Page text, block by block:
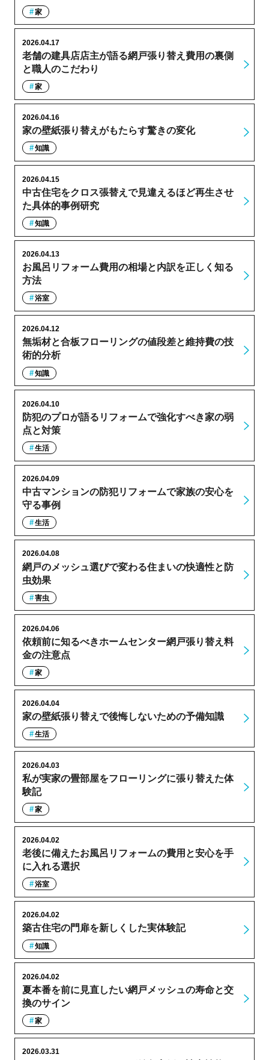
家
老舗の建具店店主が語る網戸張り替え費用の裏側
と職人のこだわり
2026.04.17
家
家の壁紙張り替えがもたらす驚きの変化
2026.04.16
知識
中古住宅をクロス張替えで見違えるほど再生させ
た具体的事例研究
2026.04.15
知識
お風呂リフォーム費用の相場と内訳を正しく知る
方法
2026.04.13
浴室
無垢材と合板フローリングの値段差と維持費の技
術的分析
2026.04.12
知識
防犯のプロが語るリフォームで強化すべき家の弱
点と対策
2026.04.10
生活
中古マンションの防犯リフォームで家族の安心を
守る事例
2026.04.09
生活
網戸のメッシュ選びで変わる住まいの快適性と防
虫効果
2026.04.08
害虫
依頼前に知るべきホームセンター網戸張り替え料
金の注意点
2026.04.06
家
家の壁紙張り替えで後悔しないための予備知識
2026.04.04
生活
私が実家の畳部屋をフローリングに張り替えた体
験記
2026.04.03
家
老後に備えたお風呂リフォームの費用と安心を手
に入れる選択
2026.04.02
浴室
築古住宅の門扉を新しくした実体験記
2026.04.02
知識
夏本番を前に見直したい網戸メッシュの寿命と交
換のサイン
2026.04.02
家
2026.03.31